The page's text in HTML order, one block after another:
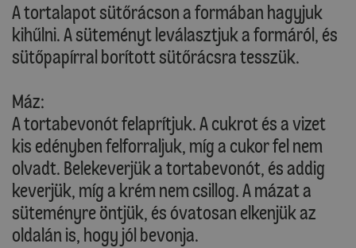
A tortalapot sütőrácson a formában hagyjuk
kihűlni. A süteményt leválasztjuk a formáról, és
sütőpapírral borított sütőrácsra tesszük.
Máz:
A tortabevonót felaprítjuk. A cukrot és a vizet
kis edényben felforraljuk, míg a cukor fel nem
olvadt. Belekeverjük a tortabevonót, és addig
keverjük, míg a krém nem csillog. A mázat a
süteményre öntjük, és óvatosan elkenjük az
oldalán is, hogy jól bevonja.